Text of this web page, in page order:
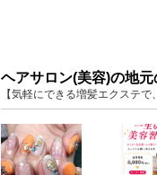
ヘアサロン(美容)の地
【気軽にできる増髪エクステ